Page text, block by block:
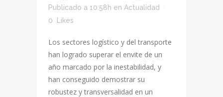
Publicado a 10:58h en Actualidad
0
Likes
Los sectores logístico y del transporte
han logrado superar el envite de un
año marcado por la inestabilidad, y
han conseguido demostrar su
robustez y transversalidad en un